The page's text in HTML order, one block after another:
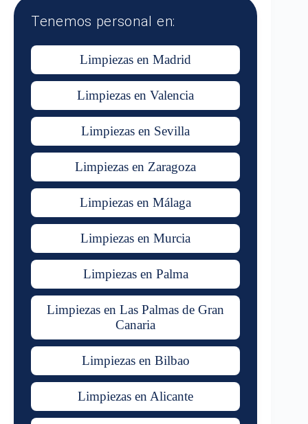
Tenemos personal en:
Limpiezas en Madrid
Limpiezas en Valencia
Limpiezas en Sevilla
Limpiezas en Zaragoza
Limpiezas en Málaga
Limpiezas en Murcia
Limpiezas en Palma
Limpiezas en Las Palmas de Gran
Canaria
Limpiezas en Bilbao
Limpiezas en Alicante